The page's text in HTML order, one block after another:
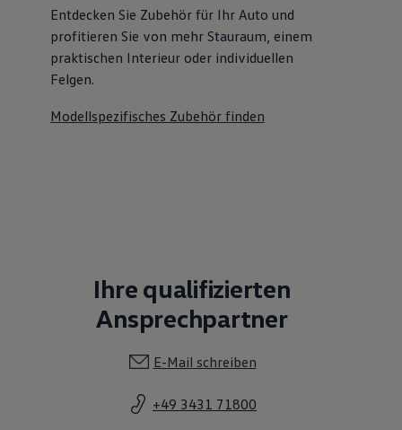
Entdecken Sie Zubehör für Ihr Auto und
profitieren Sie von mehr Stauraum, einem
praktischen Interieur oder individuellen
Felgen.
Modellspezifisches Zubehör finden
Ihre qualifizierten
Ansprechpartner
E-Mail schreiben
+49 3431 71800